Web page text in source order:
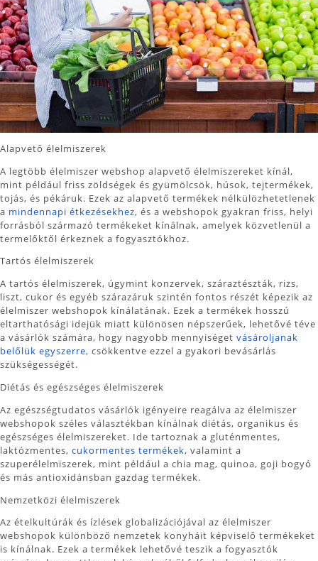
Alapvető élelmiszerek
A legtöbb élelmiszer webshop alapvető élelmiszereket kínál,
mint például friss zöldségek és gyümölcsök, húsok, tejtermékek,
tojás, és pékáruk. Ezek az alapvető termékek nélkülözhetetlenek
a mindennapi étkezésekhez, és a webshopok gyakran friss, helyi
forrásból származó termékeket kínálnak, amelyek közvetlenül a
termelőktől érkeznek a fogyasztókhoz.
Tartós élelmiszerek
A tartós élelmiszerek, úgymint konzervek, száraztészták, rizs,
liszt, cukor és egyéb szárazáruk szintén fontos részét képezik az
élelmiszer webshopok kínálatának. Ezek a termékek hosszú
eltarthatósági idejük miatt különösen népszerűek, lehetővé téve
a vásárlók számára, hogy nagyobb mennyiséget vásároljanak
belőlük egyszerre, csökkentve ezzel a gyakori bevásárlás
szükségességét.
Diétás és egészséges élelmiszerek
Az egészségtudatos vásárlók igényeire reagálva az élelmiszer
webshopok széles választékban kínálnak diétás, organikus és
egészséges élelmiszereket. Ide tartoznak a gluténmentes,
laktózmentes, cukormentes termékek, valamint a
szuperélelmiszerek, mint például a chia mag, quinoa, goji bogyó
és más antioxidánsban gazdag termékek.
Nemzetközi élelmiszerek
Az ételkultúrák és ízlések globalizációjával az élelmiszer
webshopok különböző nemzetek konyháit képviselő termékeket
is kínálnak. Ezek a termékek lehetővé teszik a fogyasztók